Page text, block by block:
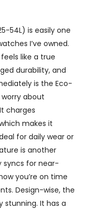
54L) is easily one
I’ve owned.
like a true
durability, and
is the Eco-
about
charges
makes it
for daily wear or
is another
for near-
you’re on time
Design-wise, the
stunning. It has a